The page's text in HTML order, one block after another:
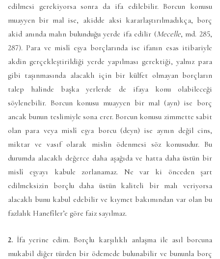
edilmesi gerekiyorsa sonra da ifa edilebilir. Borcun konusu
muayyen bir mal ise, akidde aksi kararlaştırılmadıkça, borç
akid anında malın bulunduğu yerde ifa edilir (Mecelle, md. 285,
287). Para ve mislî eşya borçlarında ise ifanın esas itibariyle
akdin gerçekleştirildiği yerde yapılması gerektiği, yalnız para
gibi taşınmasında alacaklı için bir külfet olmayan borçların
talep halinde başka yerlerde de ifaya konu olabileceği
söylenebilir. Borcun konusu muayyen bir mal (ayn) ise borç
ancak bunun teslimiyle sona erer. Borcun konusu zimmette sabit
olan para veya mislî eşya borcu (deyn) ise aynın değil cins,
miktar ve vasıf olarak mislin ödenmesi söz konusudur. Bu
durumda alacaklı değerce daha aşağıda ve hatta daha üstün bir
mislî eşyayı kabule zorlanamaz. Ne var ki önceden şart
edilmeksizin borçlu daha üstün kaliteli bir malı veriyorsa
alacaklı bunu kabul edebilir ve kıymet bakımından var olan bu
fazlalık Hanefîler’e göre faiz sayılmaz.
2. İfa yerine edim. Borçlu karşılıklı anlaşma ile asıl borcuna
mukabil diğer türden bir ödemede bulunabilir ve bununla borç